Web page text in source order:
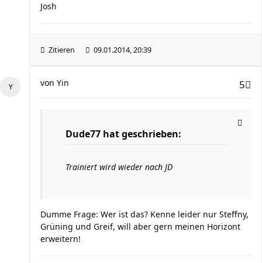
Josh
Zitieren 09.01.2014, 20:39
5
von Yin
Dude77 hat geschrieben:
Trainiert wird wieder nach JD
Dumme Frage: Wer ist das? Kenne leider nur Steffny,
Grüning und Greif, will aber gern meinen Horizont
erweitern!